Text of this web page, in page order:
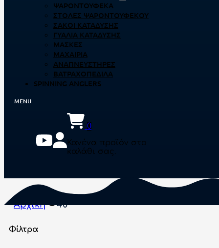
ΨΑΡΟΝΤΟΎΦΕΚΑ
ΣΤΟΛΈΣ ΨΑΡΟΝΤΟΎΦΕΚΟΥ
ΣΆΚΟΙ ΚΑΤΆΔΥΣΗΣ
ΓΥΑΛΙΆ ΚΑΤΆΔΥΣΗΣ
ΜΆΣΚΕΣ
ΜΑΧΑΊΡΙΑ
ΑΝΑΠΝΕΥΣΤΉΡΕΣ
ΒΑΤΡΑΧΟΠΈΔΙΛΑ
SPINNING ANGLERS
0
Κανένα προϊόν στο
καλάθι σας.
Αρχική 40
Φίλτρα